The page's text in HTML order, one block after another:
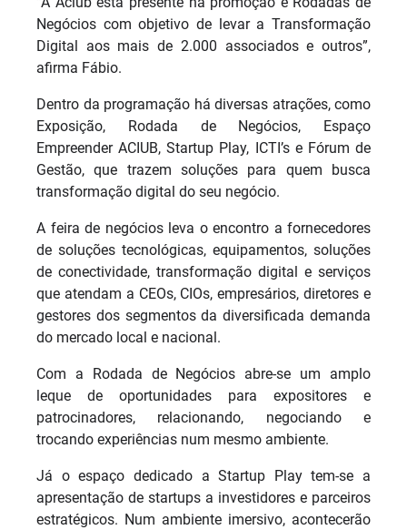
Negócios com objetivo de levar a Transformação
Digital aos mais de 2.000 associados e outros”,
afirma Fábio.
Dentro da programação há diversas atrações, como
Exposição, Rodada de Negócios, Espaço
Empreender ACIUB, Startup Play, ICTI’s e Fórum de
Gestão, que trazem soluções para quem busca
transformação digital do seu negócio.
A feira de negócios leva o encontro a fornecedores
de soluções tecnológicas, equipamentos, soluções
de conectividade, transformação digital e serviços
que atendam a CEOs, CIOs, empresários, diretores e
gestores dos segmentos da diversificada demanda
do mercado local e nacional.
Com a Rodada de Negócios abre-se um amplo
leque de oportunidades para expositores e
patrocinadores, relacionando, negociando e
trocando experiências num mesmo ambiente.
Já o espaço dedicado a Startup Play tem-se a
apresentação de startups a investidores e parceiros
estratégicos. Num ambiente imersivo, acontecerão